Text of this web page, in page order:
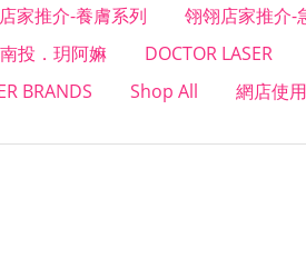
家推介-養膚系列 翎翎店家推介-
投．玥阿嫲 DOCTOR LASER
BRANDS Shop All 網店使